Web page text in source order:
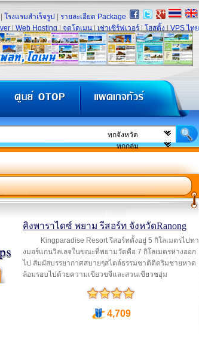
โรงแรมสำเร็จรูป
รายละเอียด Package
Web Hosting จดโดเมน เช่าเซิร์ฟเวอร์ โฮสติ้ง VPS ไทย
คิงพาราไดซ์ พยาม รีสอร์ท จังหวัดRanong
Kingparadise Resort รีสอร์ทตั้งอยู่ 5 กิโลเมตรไปทา
งมอร์แกนวิลเลจในขณะที่พยามวัดคือ 7 กิโลเมตรห่างออก
ไป สัมผัสบรรยากาศสบายๆสไตล์ธรรมชาติติดริมชายหาด
ล้อมรอบไปด้วยความเขียวขจีและสวนเขียวชอุ่ม
4,709